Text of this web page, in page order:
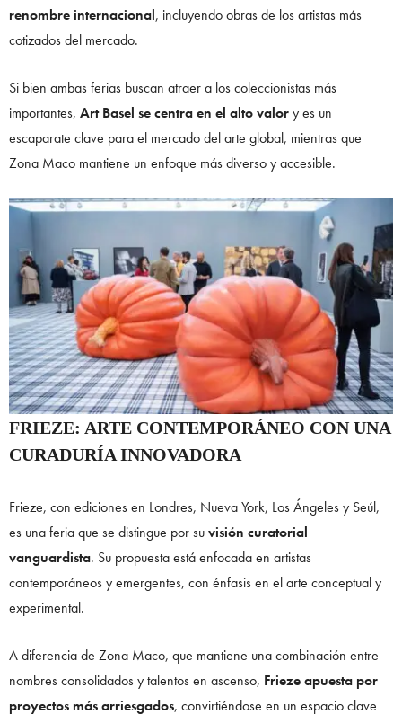
renombre internacional, incluyendo obras de los artistas más
cotizados del mercado.
Si bien ambas ferias buscan atraer a los coleccionistas más
importantes, Art Basel se centra en el alto valory es un
escaparate clave para el mercado del arte global, mientras que
Zona Maco mantiene un enfoque más diverso y accesible.
FRIEZE: ARTE CONTEMPORÁNEO CON UNA
CURADURÍA INNOVADORA
Frieze, con ediciones en Londres, Nueva York, Los Ángeles y Seúl,
es una feria que se distingue por suvisión curatorial
vanguardista. Su propuesta está enfocada en artistas
contemporáneos y emergentes, con énfasis en el arte conceptual y
experimental.
A diferencia de Zona Maco, que mantiene una combinación entre
nombres consolidados y talentos en ascenso, Frieze apuesta por
proyectos más arriesgados, convirtiéndose en un espacio clave